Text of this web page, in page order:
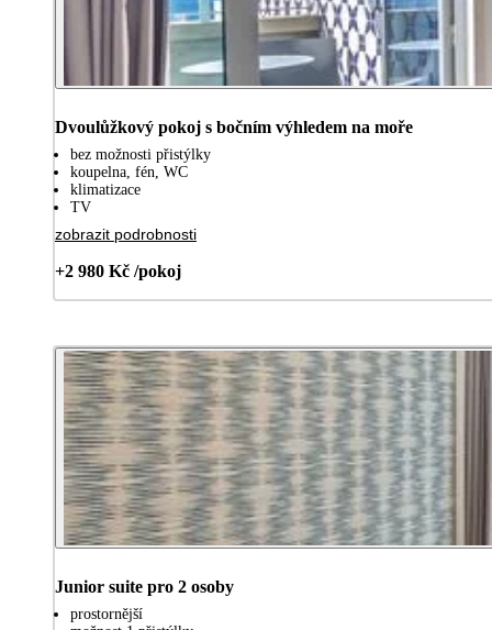
Dvoulůžkový pokoj s bočním výhledem na moře
bez možnosti přistýlky
koupelna, fén, WC
klimatizace
TV
zobrazit podrobnosti
+2 980 Kč /pokoj
Junior suite pro 2 osoby
prostornější